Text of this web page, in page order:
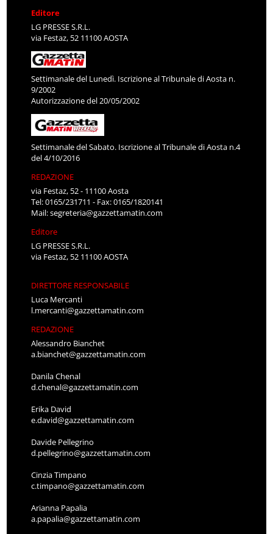
Editore
LG PRESSE S.R.L.
via Festaz, 52 11100 AOSTA
Settimanale del Lunedì. Iscrizione al Tribunale di Aosta n.
9/2002
Autorizzazione del 20/05/2002
Settimanale del Sabato. Iscrizione al Tribunale di Aosta n.4
del 4/10/2016
REDAZIONE
via Festaz, 52 - 11100 Aosta
Tel: 0165/231711 - Fax: 0165/1820141
Mail:segreteria@gazzettamatin.com
Editore
LG PRESSE S.R.L.
via Festaz, 52 11100 AOSTA
DIRETTORE RESPONSABILE
Luca Mercanti
l.mercanti@gazzettamatin.com
REDAZIONE
Alessandro Bianchet
a.bianchet@gazzettamatin.com
Danila Chenal
d.chenal@gazzettamatin.com
Erika David
e.david@gazzettamatin.com
Davide Pellegrino
d.pellegrino@gazzettamatin.com
Cinzia Timpano
c.timpano@gazzettamatin.com
Arianna Papalia
a.papalia@gazzettamatin.com